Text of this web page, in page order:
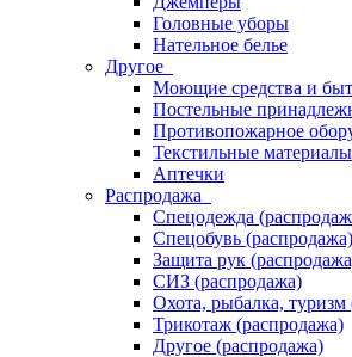
Головные уборы
Нательное белье
Другое
Моющие средства и
Постельные
Противопожарное
Текстильные материалы
Аптечки
Распродажа
Спецодежда
Спецобувь (распродажа)
Защита рук
СИЗ (распродажа)
Охота, рыбалка, туризм
Трикотаж (распродажа)
Другое (распродажа)